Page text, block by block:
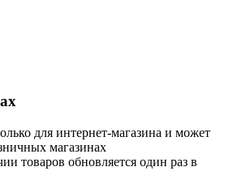
для интернет-магазина и может
магазинах
товаров обновляется один раз в